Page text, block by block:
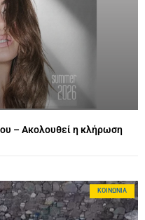
– Ακολουθεί η κλήρωση
ΚΟΙΝΩΝΊΑ